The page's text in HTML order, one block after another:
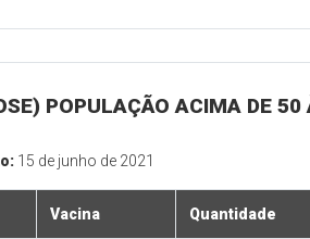
POPULAÇÃO ACIMA DE 50
15 de junho de 2021
Vacina Quantidade